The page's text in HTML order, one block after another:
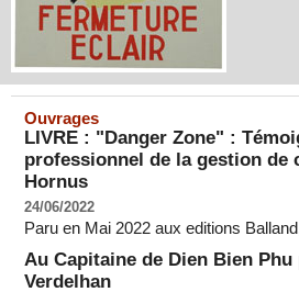
Ouvrages
LIVRE : "Danger Zone" :
professionnel de la gestion de
Hornus
24/06/2022
Paru en Mai 2022 aux editions
Au Capitaine de Dien Bien
Verdelhan